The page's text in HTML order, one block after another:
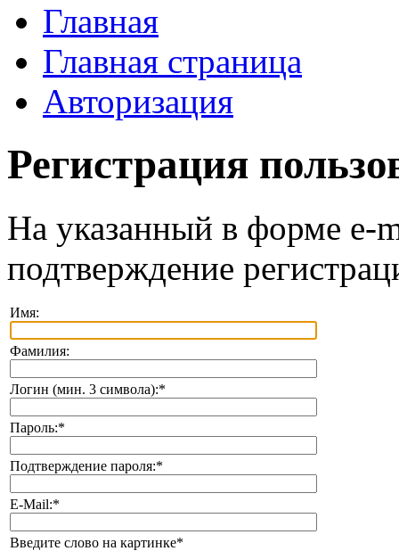
Главная
Главная страница
Авторизация
Регистрация
На указанный в форме e-
подтверждение
Имя:
Фамилия:
Логин (мин. 3 символа):*
Пароль:*
Подтверждение пароля:*
E-Mail:*
Введите слово на картинке*